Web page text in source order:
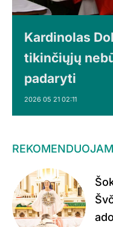
Kardinolas
tikinčiųjų
padaryti
2026 05 21 02:11